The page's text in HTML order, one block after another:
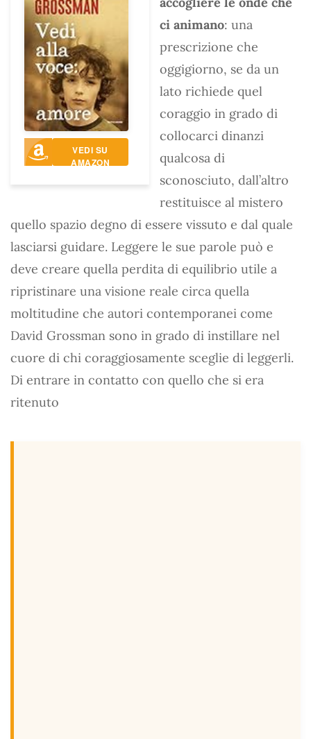
VEDI SU
AMAZON
ci animano: una
prescrizione che
oggigiorno, se da un
lato richiede quel
coraggio in grado di
collocarci dinanzi
qualcosa di
sconosciuto, dall’altro
restituisce al mistero
quello spazio degno di essere vissuto e dal quale
lasciarsi guidare. Leggere le sue parole può e
deve creare quella perdita di equilibrio utile a
ripristinare una visione reale circa quella
moltitudine che autori contemporanei come
David Grossman sono in grado di instillare nel
cuore di chi coraggiosamente sceglie di leggerli.
Di entrare in contatto con quello che si era
ritenuto